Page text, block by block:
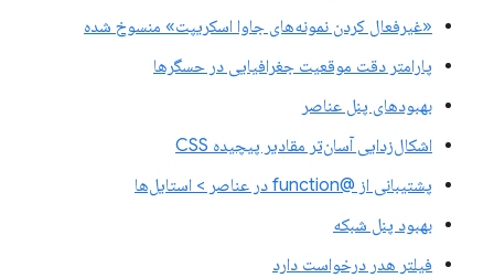
«غیرفعال کردن نمونه‌های جاوا اسکریپت» منسوخ شده
پارامتر دقت موقعیت جغرافیایی در حسگرها
بهبودهای پنل عناصر
اشکال‌زدایی آسان‌تر مقادیر پیچیده CSS
پشتیبانی از @function در عناصر > استایل‌ها
بهبود پنل شبکه
فیلتر هدر درخواست دارد